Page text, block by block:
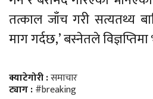
तत्काल जाँच गरी सत्यतथ्य
माग गर्दछ,’ बस्नेतले
क्याटेगोरी :समाचार
ट्याग :#breaking